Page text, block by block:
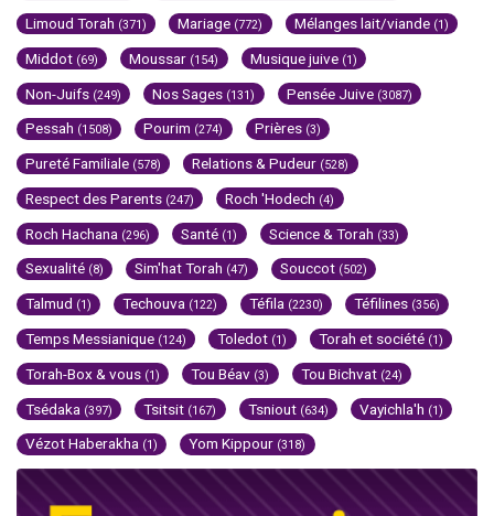
Limoud Torah (371) Mariage (772) Mélanges lait/viande (1)
Middot (69) Moussar (154) Musique juive (1)
Non-Juifs (249) Nos Sages (131) Pensée Juive (3087)
Pessah (1508) Pourim (274) Prières (3)
Pureté Familiale (578) Relations & Pudeur (528)
Respect des Parents (247) Roch 'Hodech (4)
Roch Hachana (296) Santé (1) Science & Torah (33)
Sexualité (8) Sim'hat Torah (47) Souccot (502)
Talmud (1) Techouva (122) Téfila (2230) Téfilines (356)
Temps Messianique (124) Toledot (1) Torah et société (1)
Torah-Box & vous (1) Tou Béav (3) Tou Bichvat (24)
Tsédaka (397) Tsitsit (167) Tsniout (634) Vayichla'h (1)
Vézot Haberakha (1) Yom Kippour (318)